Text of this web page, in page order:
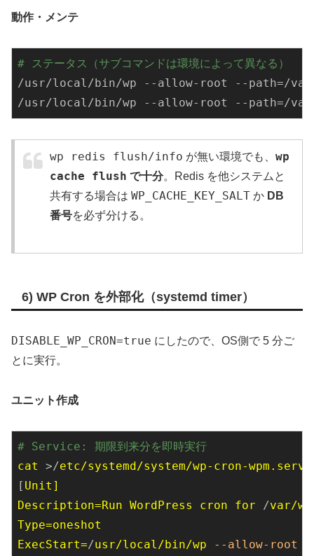
動作・メンテ
# ステータス（サブコマンドは環境によって異なる）
/usr/local/bin/wp --allow-root --path=/var/
/usr/local/bin/wp --allow-root --path=/var/
wp redis flush/info が無い環境でも、 wp
cache flush で十分。Redis を他システムと
共有する場合は WP_CACHE_KEY_SALT か DB
番号を必ず分ける。
6) WP Cron を外部化（systemd timer）
DISABLE_WP_CRON=true にしたので、OS側で 5 分ご
とに実行。
ユニット作成
# Service: 期限到来分を即時実行
cat >/etc/systemd/system/wp-cron-wpm.
[ Unit]
Description=Run WordPress cron for /var/
Type=
ExecStart=/usr/local/bin/wp --allow-root